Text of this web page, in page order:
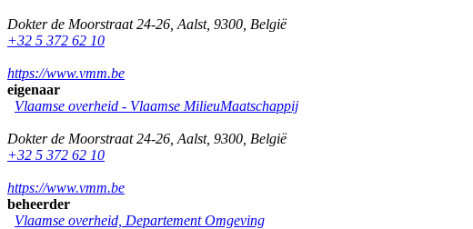
Dokter de Moorstraat 24-26 Aalst, 9300 België
+32 5 372 62 10
https://www.vmm.be
eigenaar
Vlaamse overheid - Vlaamse MilieuMaatschappij
Dokter de Moorstraat 24-26 Aalst, 9300 België
+32 5 372 62 10
https://www.vmm.be
beheerder
Vlaamse overheid, Departement Omgeving